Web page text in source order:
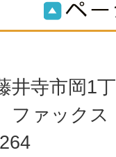
寺市岡1
ァックス